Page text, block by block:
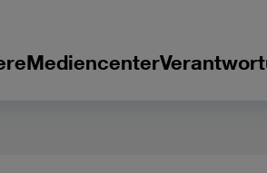
Mediencenter